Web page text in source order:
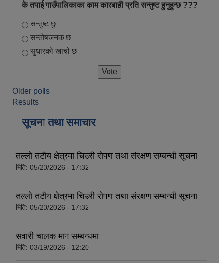
के तपाई गाउँपालिकाका काम कारबाही प्रति सन्तुष्ट हुनुहुन्छ ???
Choices
सन्तुष्ट छु
सन्तोषजनक छ
सुधारको खाचो छ
Older polls
Results
सूचना तथा समाचार
तल्लो तटीय क्षेत्रमा चिउरी रोपण तथा संरक्षण सम्बन्धी सूचना
मिति: 05/20/2026 - 17:32
तल्लो तटीय क्षेत्रमा चिउरी रोपण तथा संरक्षण सम्बन्धी सूचना
मिति: 05/20/2026 - 17:32
सवारी चालक माग सम्बन्धमा
मिति: 03/19/2026 - 12:20